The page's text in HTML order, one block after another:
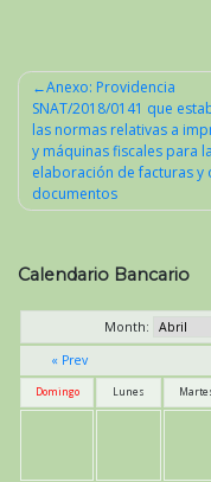
Navegación
de
entradas
Anexo: Providencia
SNAT/2018/0141 que
las normas relativas a
y máquinas fiscales para la
elaboración de facturas y
documentos
Calendario Bancario
Month:
« Prev
Domingo Lunes